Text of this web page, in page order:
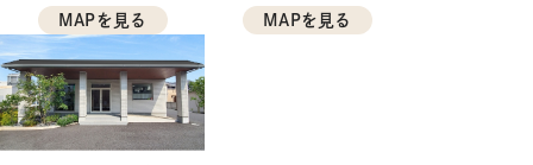
MAPを見る MAPを見る